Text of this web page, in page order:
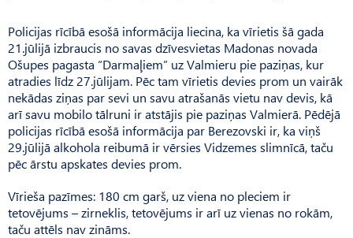
Policijas rīcībā esošā informācija liecina, ka vīrietis šā gada
21.jūlijā izbraucis no savas dzīvesvietas Madonas novada
Ošupes pagasta “Darmaļiem” uz Valmieru pie paziņas, kur
atradies līdz 27.jūlijam. Pēc tam vīrietis devies prom un vairāk
nekādas ziņas par sevi un savu atrašanās vietu nav devis, kā
arī savu mobilo tālruni ir atstājis pie paziņas Valmierā. Pēdējā
policijas rīcībā esošā informācija par Berezovski ir, ka viņš
29.jūlijā alkohola reibumā ir vērsies Vidzemes slimnīcā, taču
pēc ārstu apskates devies prom.
Vīrieša pazīmes: 180 cm garš, uz viena no pleciem ir
tetovējums – zirneklis, tetovējums ir arī uz vienas no rokām,
taču attēls nav zināms.